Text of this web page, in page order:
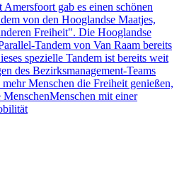
gab es einen schönen
von den Hooglandse Maatjes,
Freiheit". Die Hooglandse
Tandem von Van Raam bereits
spezielle Tandem ist bereits weit
des Bezirksmanagement-Teams
Menschen die Freiheit genießen,
mit einer